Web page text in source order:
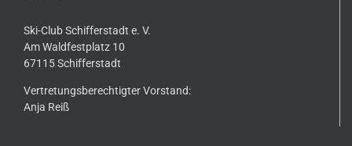
Ski-Club Schifferstadt e. V.
Am Waldfestplatz 10
67115 Schifferstadt
Vertretungsberechtigter Vorstand:
Anja Reiß